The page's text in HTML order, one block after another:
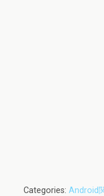
Categories: Android